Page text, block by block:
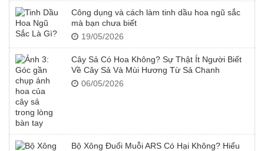
Công dụng và cách làm tinh dầu hoa ngũ sắc
mà bạn chưa biết
19/05/2026
Cây Sả Có Hoa Không? Sự Thật Ít Người Biết
Về Cây Sả Và Mùi Hương Từ Sả Chanh
06/05/2026
Bộ Xông Đuổi Muỗi ARS Có Hại Không? Hiểu